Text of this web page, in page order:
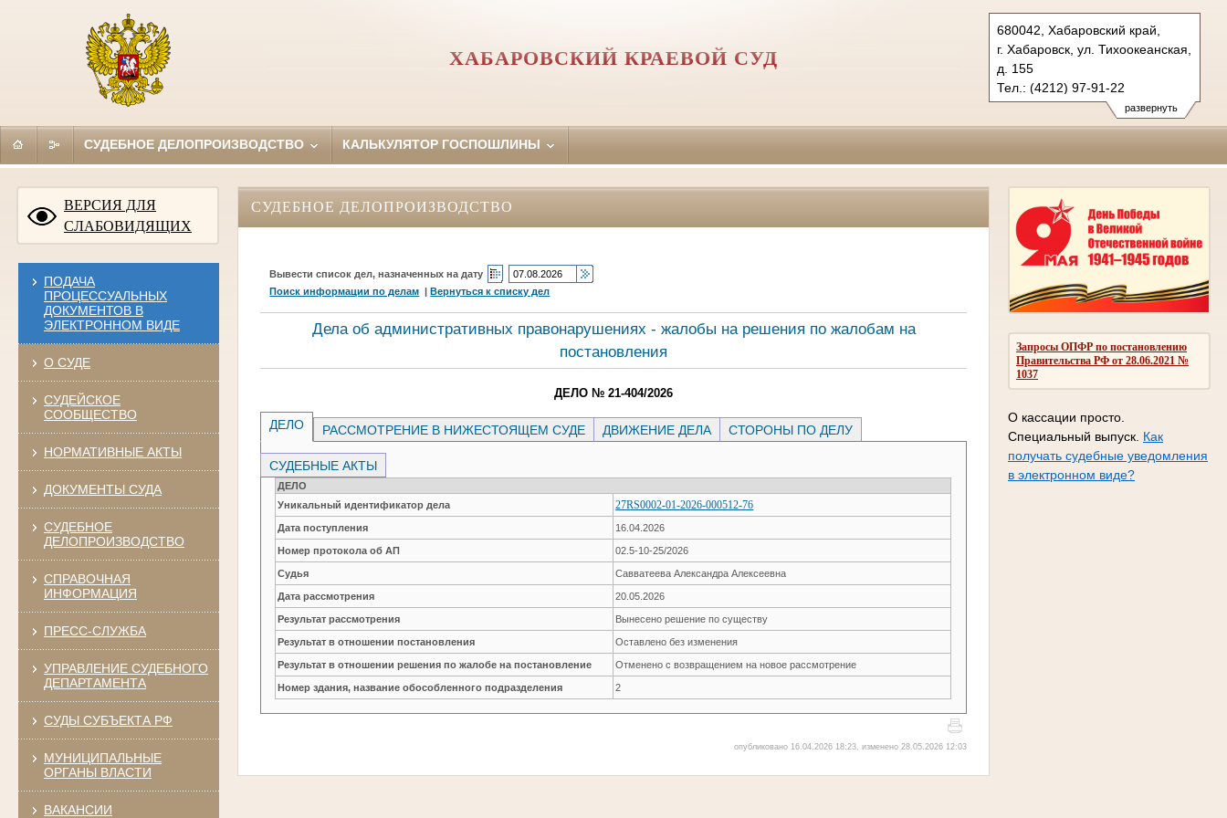
развернуть
680042, Хабаровский край,
г. Хабаровск, ул. Тихоокеанская,
д. 155
Тел.: (4212) 97-91-22
kraevoy.hbr@sudrf.ru
ХАБАРОВСКИЙ КРАЕВОЙ СУД
СУДЕБНОЕ ДЕЛОПРОИЗВОДСТВО КАЛЬКУЛЯТОР ГОСПОШЛИНЫ
ВЕРСИЯ ДЛЯ
СЛАБОВИДЯЩИХ
ПОДАЧА
ПРОЦЕССУАЛЬНЫХ
ДОКУМЕНТОВ В
ЭЛЕКТРОННОМ ВИДЕ
О СУДЕ
СУДЕЙСКОЕ
СООБЩЕСТВО
НОРМАТИВНЫЕ АКТЫ
ДОКУМЕНТЫ СУДА
СУДЕБНОЕ
ДЕЛОПРОИЗВОДСТВО
СПРАВОЧНАЯ
ИНФОРМАЦИЯ
ПРЕСС-СЛУЖБА
УПРАВЛЕНИЕ СУДЕБНОГО
ДЕПАРТАМЕНТА
СУДЫ СУБЪЕКТА РФ
МУНИЦИПАЛЬНЫЕ
ОРГАНЫ ВЛАСТИ
ВАКАНСИИ
Запросы ОПФР по постановлению
Правительства РФ от 28.06.2021 №
1037
О кассации просто.
Специальный выпуск. Как
получать судебные уведомления
в электронном виде?
СУДЕБНОЕ ДЕЛОПРОИЗВОДСТВО
Вывести список дел, назначенных на дату
Поиск информации по делам |Вернуться к списку дел
Дела об административных правонарушениях - жалобы на решения по жалобам на
постановления
ДЕЛО № 21-404/2026
ДЕЛО РАССМОТРЕНИЕ В НИЖЕСТОЯЩЕМ СУДЕ ДВИЖЕНИЕ ДЕЛА СТОРОНЫ ПО ДЕЛУ
СУДЕБНЫЕ АКТЫ
ДЕЛО
Уникальный идентификатор дела
27RS0002-01-2026-000512-76
Дата поступления 16.04.2026
Номер протокола об АП 02.5-10-25/2026
Судья Савватеева Александра Алексеевна
Дата рассмотрения 20.05.2026
Результат рассмотрения Вынесено решение по существу
Результат в отношении постановления Оставлено без изменения
Результат в отношении решения по жалобе на постановление Отменено с возвращением на новое рассмотрение
Номер здания, название обособленного подразделения 2
опубликовано 16.04.2026 18:23, изменено 28.05.2026 12:03